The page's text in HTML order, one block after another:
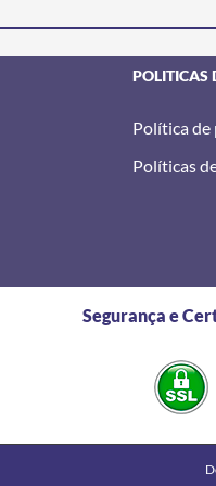
POLITICAS
Política de
Políticas
Segurança e